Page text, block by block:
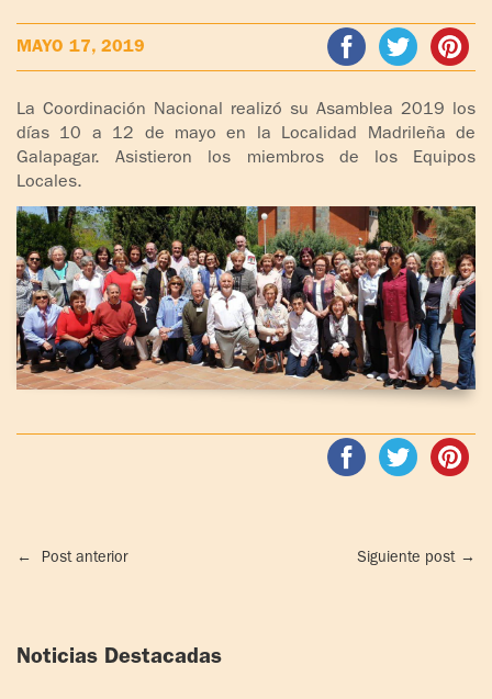
TOV
ADOLESCENTES
TOV NIÑOS
CURSO
MATRIMONIAL
ENCUENTRO DE
EXPERIENCIA DE
DIOS
CHARLAS Y
JORNADAS DE
PADRE
IGNACIO
OBRA
PADRE
IGNACIO
LARRAÑAGA
LIBROS
MAYO 17, 2019
La Coordinación Nacional realizó su Asamblea 2019 los
días 10 a 12 de mayo en la Localidad Madrileña de
Galapagar. Asistieron los miembros de los Equipos
Locales.
← Post anterior Siguiente post →
Noticias Destacadas